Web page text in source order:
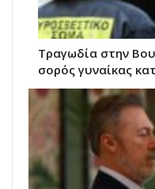
Τραγωδία στην
σορός γυναίκας